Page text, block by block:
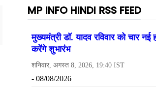
MP INFO HINDI RSS FEED